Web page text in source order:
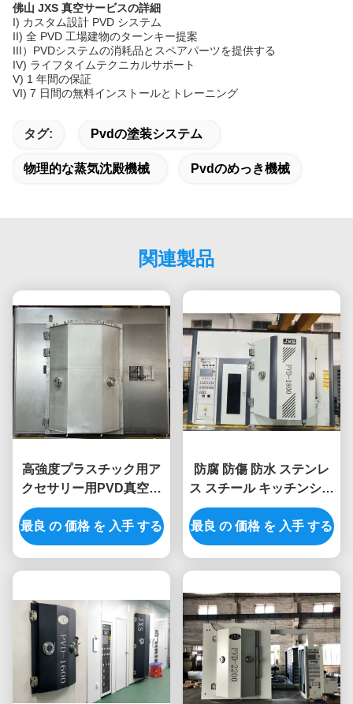
佛山 JXS 真空サービスの詳細
I) カスタム設計 PVD ​​システム
II) 全 PVD ​​工場建物のターンキー提案
III）PVDシステムの消耗品とスペアパーツを提供する
IV) ライフタイムテクニカルサポート
V) 1 年間の保証
VI) 7 日間の無料インストールとトレーニング
タグ: Pvdの塗装システム
物理的な蒸気沈殿機械 Pvdのめっき機械
関連製品
高強度プラスチック用ア
クセサリー用PVD真空コ
ーティング機械
最良 の 価格 を 入手 する
防腐 防傷 防水 ステンレ
ス スチール キッチンシン
ク用 PVD 真空塗装機
最良 の 価格 を 入手 する